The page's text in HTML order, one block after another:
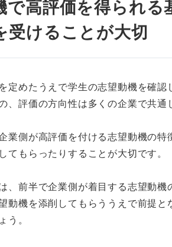
機の添削はツールもうまく活用して完成
で高評価を得られる
受けることが大切
定めたうえで学生の志望動機を確認
、評価の方向性は多くの企業で共通
業側が高評価を付ける志望動機の特
てもらったりすることが大切です。
、前半で企業側が着目する志望動
動機を添削してもらううえで前提と
う。